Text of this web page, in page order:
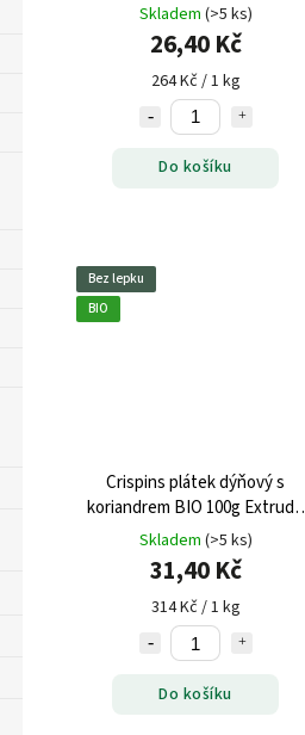
Skladem (>5 ks)
26,40 Kč
264 Kč / 1 kg
Do košíku
Bez lepku
BIO
Crispins plátek dýňový s
koriandrem BIO 100g Extrudo
bez lepku
Skladem (>5 ks)
31,40 Kč
314 Kč / 1 kg
Do košíku